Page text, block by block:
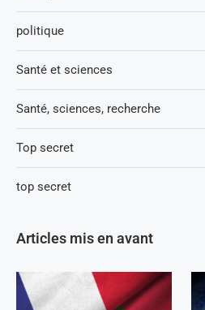
politique
Santé et sciences
Santé, sciences, recherche
Top secret
top secret
Articles mis en avant